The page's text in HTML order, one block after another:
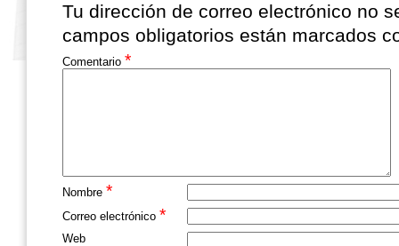
Tu dirección de correo electrónico no
campos obligatorios están marcados
Comentario *
Nombre *
Correo electrónico *
Web